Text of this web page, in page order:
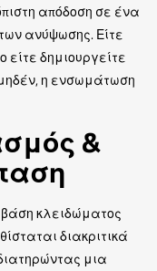
απόδοση σε ένα
ανύψωσης. Είτε
δημιουργείτε
η ενσωμάτωση
&
κλειδώματος
διακριτικά
μια